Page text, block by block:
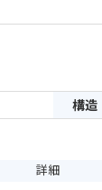
構造
詳細